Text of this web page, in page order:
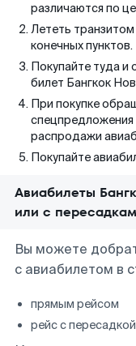
различаются по
Лететь
конечных пунктов.
Покупайте туда и
билет Бангкок
При покупке
спецпредложения
распродажи
Покупайте
Авиабилеты
или с
Вы можете
с авиабилетом в
прямым рейсом
рейс с пересадкой